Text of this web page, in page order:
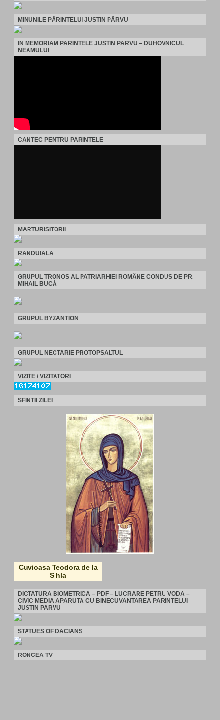
MINUNILE PĂRINTELUI JUSTIN PÂRVU
IN MEMORIAM PARINTELE JUSTIN PARVU – DUHOVNICUL
NEAMULUI
CANTEC PENTRU PARINTELE
MARTURISITORII
RANDUIALA
GRUPUL TRONOS AL PATRIARHIEI ROMÂNE CONDUS DE PR.
MIHAIL BUCĂ
GRUPUL BYZANTION
GRUPUL NECTARIE PROTOPSALTUL
VIZITE / VIZITATORI
SFINTII ZILEI
Cuvioasa Teodora de la
Sihla
DICTATURA BIOMETRICA – PDF – LUCRARE PETRU VODA –
CIVIC MEDIA APARUTA CU BINECUVANTAREA PARINTELUI
JUSTIN PARVU
STATUES OF DACIANS
RONCEA TV